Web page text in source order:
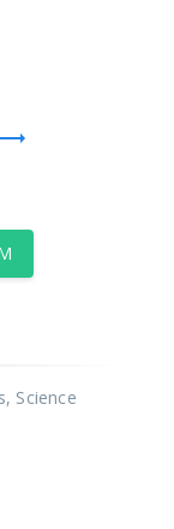
, Science